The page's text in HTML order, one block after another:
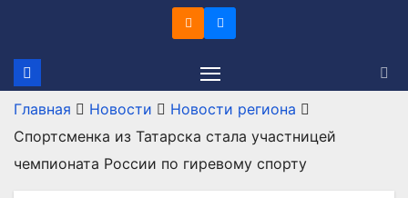
содержимому
Главная Новости
Новости региона
Спортсменка из Татарска стала участницей
чемпионата России по гиревому спорту